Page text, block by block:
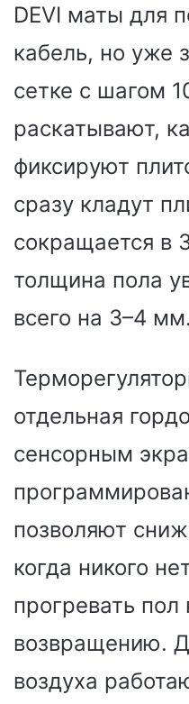
DEVI маты для
кабель, но уже
сетке с шагом
раскатывают,
фиксируют
сразу кладут
сокращается в
толщина пола
всего на 3–4 мм.
отдельная
сенсорным
позволяют
когда никого
прогревать
возвращению.
воздуха